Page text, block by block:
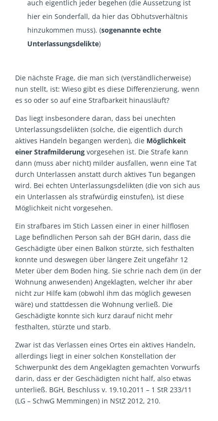
auch eigentlich jeder begehen (die Aussetzung ist
hier ein Sonderfall, da hier das Obhutsverhältnis
hinzukommen muss). (sogenannte echte
Unterlassungsdelikte)
Die nächste Frage, die man sich (verständlicherweise)
nun stellt, ist: Wieso gibt es diese Differenzierung, wenn
es so oder so auf eine Strafbarkeit hinausläuft?
Das liegt insbesondere daran, dass bei unechten
Unterlassungsdelikten (solche, die eigentlich durch
aktives Handeln begangen werden), die Möglichkeit
einer Strafmilderung vorgesehen ist. Die Strafe kann
dann (muss aber nicht) milder ausfallen, wenn eine Tat
durch Unterlassen anstatt durch aktives Tun begangen
wird. Bei echten Unterlassungsdelikten (die von sich aus
ein Unterlassen als strafwürdig einstufen), ist diese
Möglichkeit nicht vorgesehen.
Ein strafbares im Stich Lassen einer in einer hilflosen
Lage befindlichen Person sah der BGH darin, dass die
Geschädigte über einen Balkon stürzte, sich festhalten
konnte und deswegen über längere Zeit ungefähr 12
Meter über dem Boden hing. Sie schrie nach dem (in der
Wohnung anwesenden) Angeklagten, welcher ihr aber
nicht zur Hilfe kam (obwohl ihm das möglich gewesen
wäre) und stattdessen die Wohnung verließ. Die
Geschädigte konnte sich kurz darauf nicht mehr
festhalten, stürzte und starb.
Zwar ist das Verlassen eines Ortes ein aktives Handeln,
allerdings liegt in einer solchen Konstellation der
Schwerpunkt des dem Angeklagten gemachten Vorwurfs
darin, dass er der Geschädigten nicht half, also etwas
unterließ. BGH, Beschluss v. 19.10.2011 – 1 StR 233/11
(LG – SchwG Memmingen) in NStZ 2012, 210.